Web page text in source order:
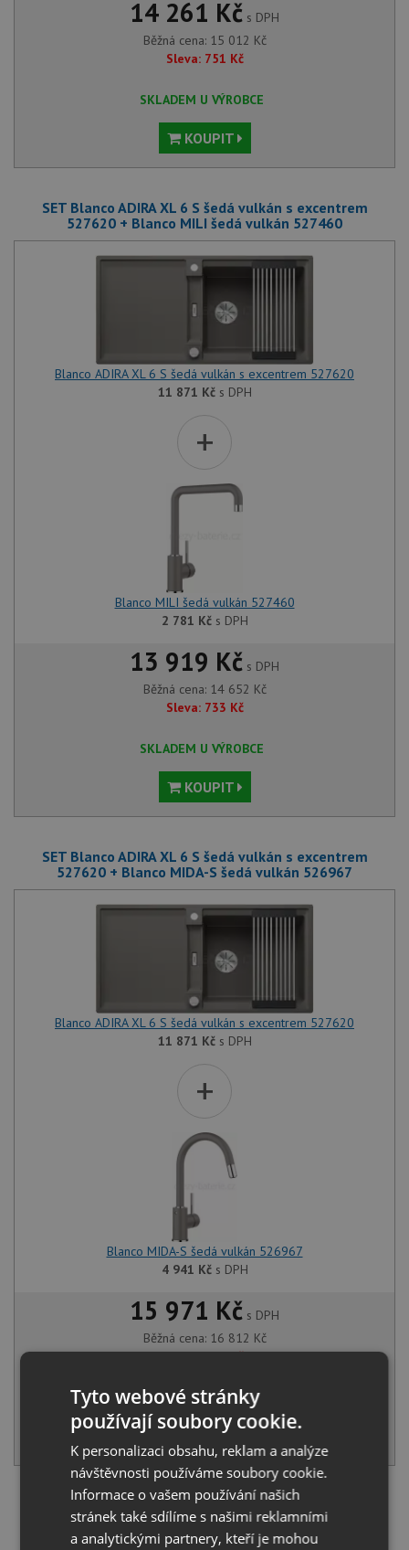
14 261 Kč s DPH
Běžná cena: 15 012 Kč
Sleva: 751 Kč
SKLADEM U VÝROBCE
KOUPIT
SET Blanco ADIRA XL 6 S šedá vulkán s excentrem
527620 + Blanco MILI šedá vulkán 527460
Blanco ADIRA XL 6 S šedá vulkán s excentrem 527620
11 871 Kčs DPH
+
Blanco MILI šedá vulkán 527460
2 781 Kčs DPH
13 919 Kč s DPH
Běžná cena: 14 652 Kč
Sleva: 733 Kč
SKLADEM U VÝROBCE
KOUPIT
SET Blanco ADIRA XL 6 S šedá vulkán s excentrem
527620 + Blanco MIDA-S šedá vulkán 526967
Blanco ADIRA XL 6 S šedá vulkán s excentrem 527620
11 871 Kčs DPH
+
Blanco MIDA-S šedá vulkán 526967
4 941 Kčs DPH
15 971 Kč s DPH
Běžná cena: 16 812 Kč
Sleva: 841 Kč
SKLADEM U VÝROBCE
KOUPIT
Načíst dalších 5 ze zbývajících 43 setů
Tyto webové stránky
používají soubory cookie.
K personalizaci obsahu, reklam a analýze
návštěvnosti používáme soubory cookie.
Informace o vašem používání našich
stránek také sdílíme s našimi reklamními
a analytickými partnery, kteří je mohou